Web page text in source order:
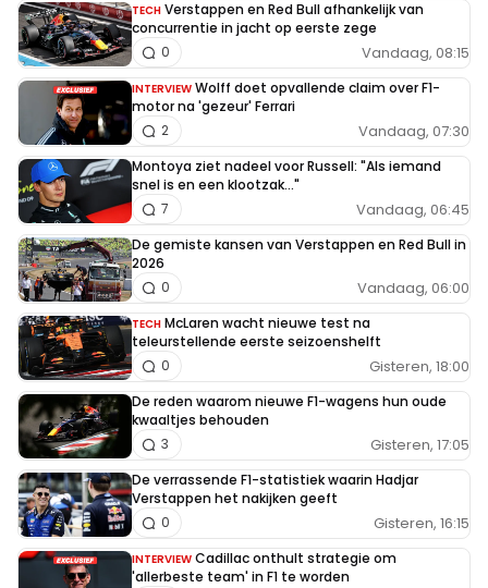
TECH Verstappen en Red Bull afhankelijk van
concurrentie in jacht op eerste zege
Vandaag, 08:15
0
INTERVIEW Wolff doet opvallende claim over F1-
motor na 'gezeur' Ferrari
Vandaag, 07:30
2
Montoya ziet nadeel voor Russell: "Als iemand
snel is en een klootzak..."
Vandaag, 06:45
7
De gemiste kansen van Verstappen en Red Bull in
2026
Vandaag, 06:00
0
TECH McLaren wacht nieuwe test na
teleurstellende eerste seizoenshelft
Gisteren, 18:00
0
De reden waarom nieuwe F1-wagens hun oude
kwaaltjes behouden
Gisteren, 17:05
3
De verrassende F1-statistiek waarin Hadjar
Verstappen het nakijken geeft
Gisteren, 16:15
0
INTERVIEW Cadillac onthult strategie om
'allerbeste team' in F1 te worden